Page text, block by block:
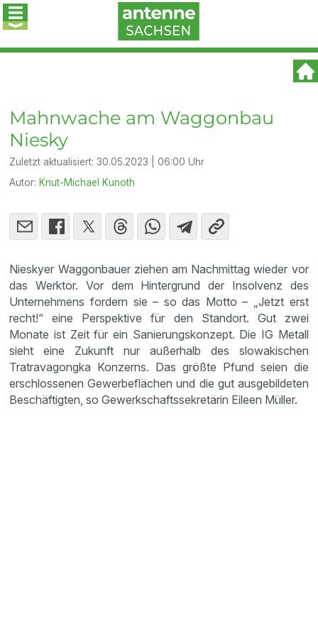
Mahnwache am Waggonbau
Niesky
Zuletzt aktualisiert:30.05.2023 | 06:00 Uhr
Autor: Knut-Michael Kunoth
Nieskyer Waggonbauer ziehen am Nachmittag wieder vor
das Werktor. Vor dem Hintergrund der Insolvenz des
Unternehmens fordern sie – so das Motto – „Jetzt erst
recht!“ eine Perspektive für den Standort. Gut zwei
Monate ist Zeit für ein Sanierungskonzept. Die IG Metall
sieht eine Zukunft nur außerhalb des slowakischen
Tratravagongka Konzerns. Das größte Pfund seien die
erschlossenen Gewerbeflächen und die gut ausgebildeten
Beschäftigten, so Gewerkschaftssekretärin Eileen Müller.